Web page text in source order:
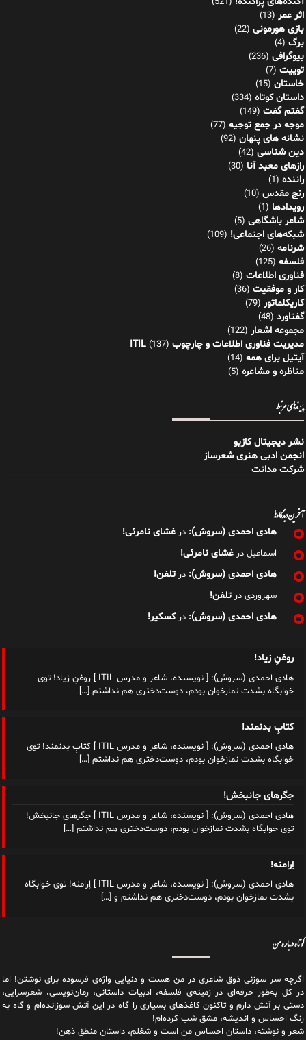
اثر عمر (13)
بازی هورمونی (22)
برگ (4)
بیوگرافی (236)
توییت (7)
خاستان (15)
داستان کوتاه (334)
گفتم گفت (149)
موجه در جمع توجیه (77)
نشانه های پنهان (92)
دین شناسی (42)
رازهای معبد آنا (30)
راننده (1)
رنج مقدس (10)
رویدادها (1)
شاعر باشگاهی (5)
شبکه‌های اجتماعی! (109)
شرنامه (26)
فلسفه (125)
فناوری اطلاعات (8)
کار و موفقیت (36)
کاریکلماتور (79)
گفتاورد (48)
مجموعه اشعار (122)
مدیریت فناوری اطلاعات و چارچوب ITIL (137)
آیتیل برای همه (14)
مناظره و مشاعره (5)
پیوندهای مرتبط
نشر دیجیتال کازیو
انجمن ادبی هنری شعرساز
شرکت مدانت
آخرین دیدگاه‌ها
هادی احمدی (سروش): در غشای نامرئی!
اسماعیل در غشای نامرئی!
هادی احمدی (سروش): در تلفن!
سهروردی در تلفن!
هادی احمدی (سروش): درکسکیر!
روغنِ زیاد!
هادی احمدی (سروش): [ نویسنده، شاعر و مدرس ITIL ] روغنِ زیاد! توی
خوابگاه بشدت نمازخوان بودم، دوست‌دختری هم نداشتم […]
کتابِ بدنمند!
هادی احمدی (سروش): [ نویسنده، شاعر و مدرس ITIL ] کتابِ بدنمند! توی
خوابگاه بشدت نمازخوان بودم، دوست‌دختری هم نداشتم […]
جگرهای جانبخش!
هادی احمدی (سروش): [ نویسنده، شاعر و مدرس ITIL ] جگرهای جانبخش!
توی خوابگاه بشدت نمازخوان بودم، دوست‌دختری هم نداشتم […]
اِرامنه!
هادی احمدی (سروش): [ نویسنده، شاعر و مدرس ITIL ] اِرامنه! توی خوابگاه
بشدت نمازخوان بودم، دوست‌دختری هم نداشتم و […]
کوتاه درباره من
اگرچه سر سوزنی ذوق شاعری در من هست و دنیایی واژه‌‌ی فرسوده برای نوشتن! اما
در کل به‌طور حرفه‌ای در زمینه‌ی فلسفه، ادبیات داستانی، رمان‌نویسی، شعرسرایی،
دستی بر آتش دارم و تاکنون کاغذهای بسیاری را گاه در این آتش سوزانده‌ام و گاه به
رنگ احساس و اندیشه، مشق شب کرده‌ام!
شعر و نوشته، داستان احساس من است و شغلم، داستان منطق ذهن!